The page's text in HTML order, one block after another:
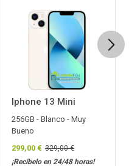
Iphone 13 Mini
256GB - Blanco - Muy
Bueno
299,00 € 329,00 €
¡Recíbelo en 24/48 horas!
Next